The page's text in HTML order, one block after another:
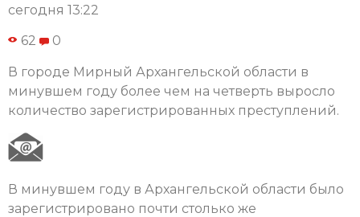
сегодня 13:22
62 0
В городе Мирный Архангельской области в
минувшем году более чем на четверть выросло
количество зарегистрированных преступлений.
В минувшем году в Архангельской области было
зарегистрировано почти столько же